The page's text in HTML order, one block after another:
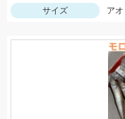
サイズ
ア